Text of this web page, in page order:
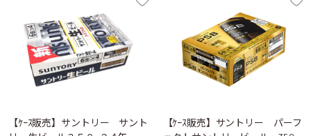
【ｹｰｽ販売】サントリー サント
【ｹｰｽ販売】サントリー パーフ